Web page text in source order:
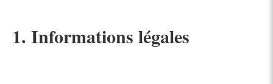
1. Informations légales